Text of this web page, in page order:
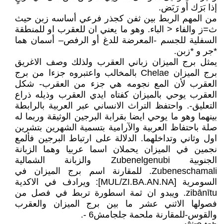
إذا بَرَك أَو رَبَض.
من المهم الربط بين ثفن كجذر فرعي أساسه زبن حيث
ث=ز والفاء < الباء. وهو ما يعني ان للعقرب او للمنطقة
السفلية للجسم -المعرضة للدغ أو الرفص– أسمان هما
*جر و *زبن.
يمثل برج الميزان زباني العقرب ولذلك وصف الاغريق
برج الميزان Chelae بالمخالب واعتبروه جزءا من برج
العقرب لأن المع نجومه هي جزء من العقرب- شكل
العقرب يوحي بالميزان كفتاه ايدي العقرب وذيله ذراع
التعليق-. واحتفظ التراث الانساني عبر العربية بالرابطة
بينهما وهو ما يوحي ايضا بقرابة البرجين الوثيقة وربما له
صلة باحتفاظ العربية والآرامية بتسمية الشهرين بتشرين
اول وثاني وتداخلهما. الدلالة على ارتباط البرجين فألمع
نجمين في الميزان يحملان اسما عربيا وهما الزبانة
الجنوبية Zubenelgenubi والزبانة الشمالية
Zubeneschamali. للمقارنة اسم برج الميزان في
السومرية [MUL/ZI.BA.AN.NA]: ويرادف في الاكدية
zibānītu. ويبدو ان ثمة اسطورة تربط في فصل من
فصولها الاثني عشر ما بين برج الميزان والعقرب
والقوس-للمقارنة ملحمة جلجامش6 -.